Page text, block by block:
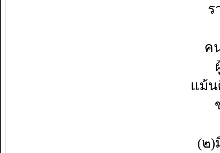
ร
ค
แม้น
(๒)